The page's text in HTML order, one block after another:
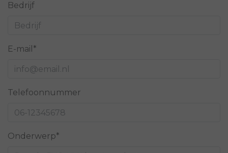
Bedrijf
E-mail*
Telefoonnummer
Onderwerp*